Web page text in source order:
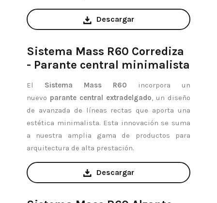
Descargar
Sistema Mass R60 Corrediza
- Parante central minimalista
El Sistema Mass R60 incorpora un
nuevo parante central extradelgado, un diseño
de avanzada de líneas rectas que aporta una
estética minimalista. Esta innovación se suma
a nuestra amplia gama de productos para
arquitectura de alta prestación.
Descargar